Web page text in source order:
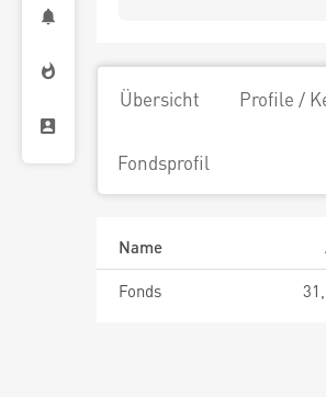
Übersicht Profile /
Fondsprofil
Name
Fonds